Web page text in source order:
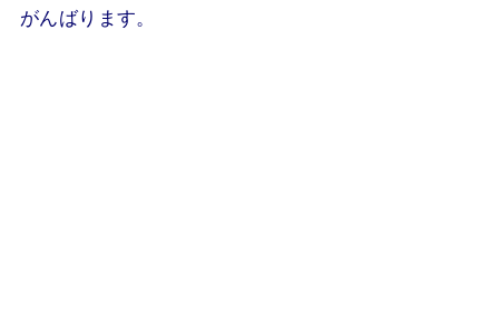
がんばります。